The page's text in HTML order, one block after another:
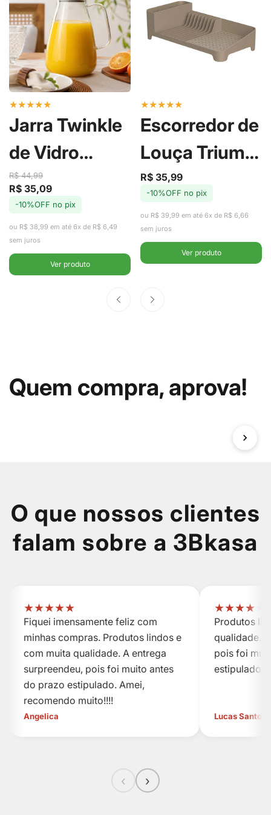
★★★★★
Jarra Twinkle
de Vidro
Borossilicato
com Tampa
em Aço Inox
2,2L -
Preço
de
R$ 35,09
Preço
regular
R$ 44,99
-10%OFF no pix
ou R$ 38,99 em até 6x de R$ 6,49
sem juros
Ver produto
★★★★★
Escorredor de
Louça Trium
Compact
Marrom
Amêndoa -
Ou
Preço
de
R$ 35,99
Preço
regular
-10%OFF no pix
ou R$ 39,99 em até 6x de R$ 6,66
sem juros
Ver produto
Quem compra, aprova!
O que nossos clientes
falam sobre a 3Bkasa
★★★★★
Fiquei imensamente feliz com
minhas compras. Produtos lindos e
com muita qualidade. A entrega
surpreendeu, pois foi muito antes
do prazo estipulado. Amei,
recomendo muito!!!!
Angelica
★★★★
Produtos
qualidade.
pois foi
estipulado.
Lucas Santos
‹ ›